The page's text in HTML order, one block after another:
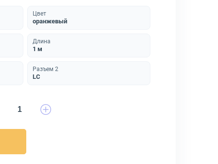
Цвет
оранжевый
Длина
1 м
Разъем 2
LC